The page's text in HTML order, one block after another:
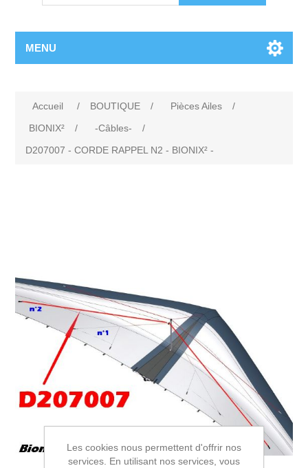
MENU
Accueil / BOUTIQUE / Pièces Ailes
/
BIONIX²
/ -Câbles-
/
D207007 - CORDE RAPPEL N2 - BIONIX² -
Les cookies nous permettent d'offrir nos
services. En utilisant nos services, vous